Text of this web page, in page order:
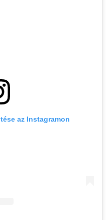
az Instagramon